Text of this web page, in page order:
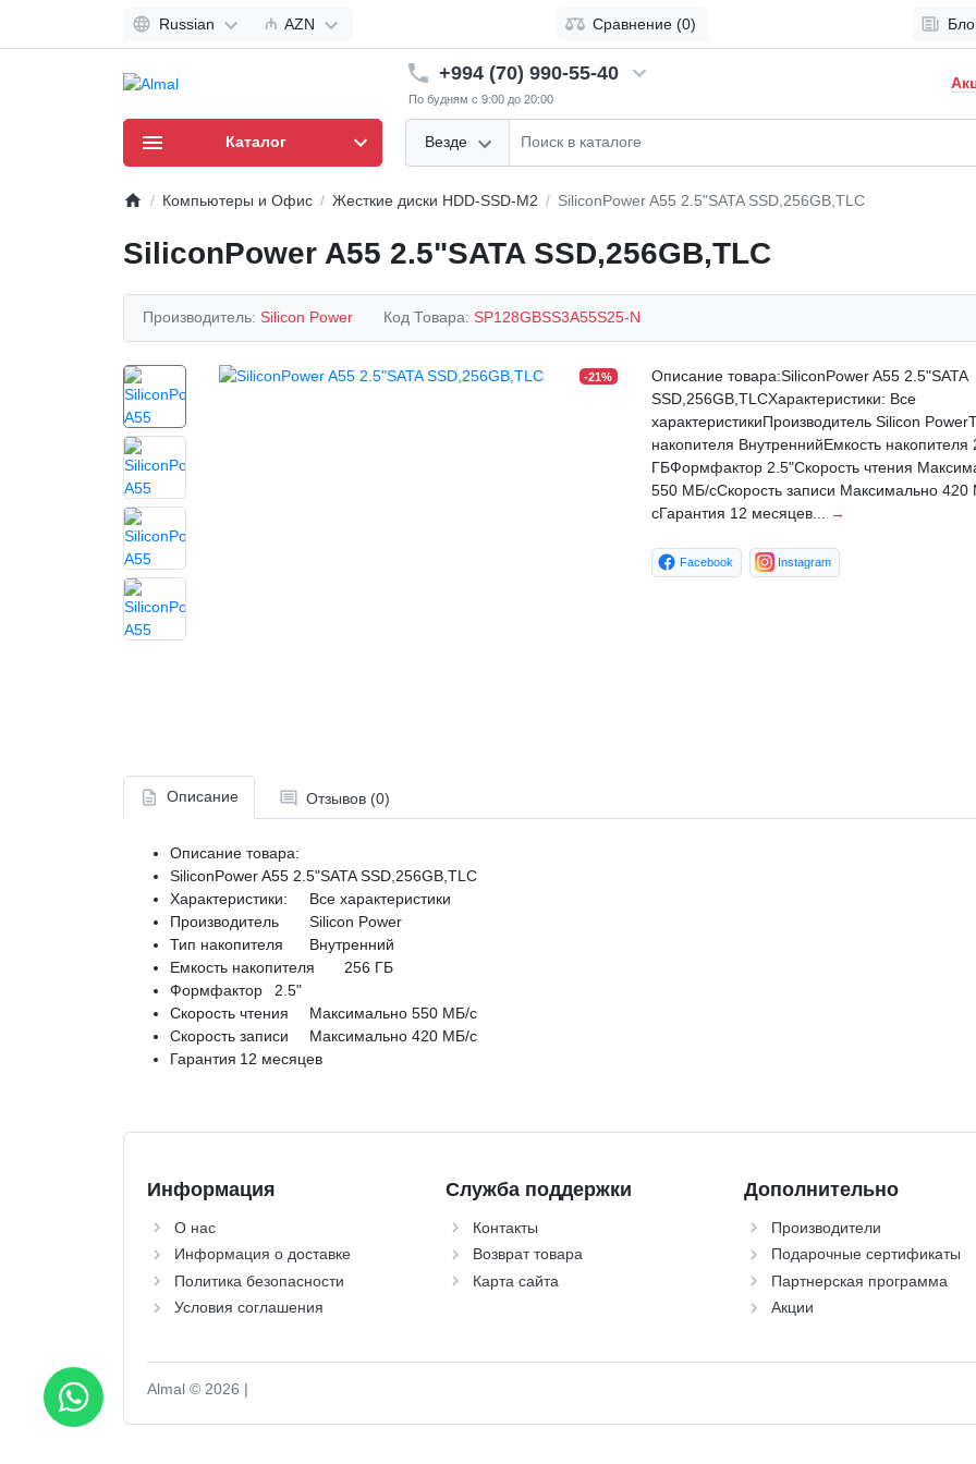
Russian ₼ AZN Сравнение (0)
+994 (70) 990-55-40
По будням с 9:00 до 20:00
Везде
Каталог
Компьютеры и Офис Жесткие диски HDD-SSD-M2 SiliconPower A55 2.5"SATA SSD,256GB,TLC
SiliconPower A55 2.5"SATA SSD,256GB,TLC
Производитель: Silicon Power Код Товара: SP128GBSS3A55S25-N
-21%
Описание товара:SiliconPower A55 2.5"SATA
SSD,256GB,TLCХарактеристики: Все
характеристикиПроизводитель Silicon
накопителя ВнутреннийЕмкость накопителя
ГБФормфактор 2.5"Скорость чтения
550 МБ/сСкорость записи Максимально
сГарантия 12 месяцев...
→
Facebook Instagram
Описание Отзывов (0)
Описание товара:
SiliconPower A55 2.5"SATA SSD,256GB,TLC
Характеристики:
Все характеристики
Производитель
Silicon Power
Тип накопителя
Внутренний
Емкость накопителя
256 ГБ
Формфактор
2.5"
Скорость чтения
Максимально 550 МБ/с
Скорость записи
Максимально 420 МБ/с
Гарантия 12 месяцев
Информация
О нас
Информация о доставке
Политика безопасности
Условия соглашения
Служба поддержки
Контакты
Возврат товара
Карта сайта
Дополнительно
Производители
Подарочные сертификаты
Партнерская программа
Акции
Almal © 2026 |